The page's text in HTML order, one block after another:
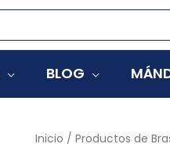
BLOG
Inicio /Productos de
Guarana